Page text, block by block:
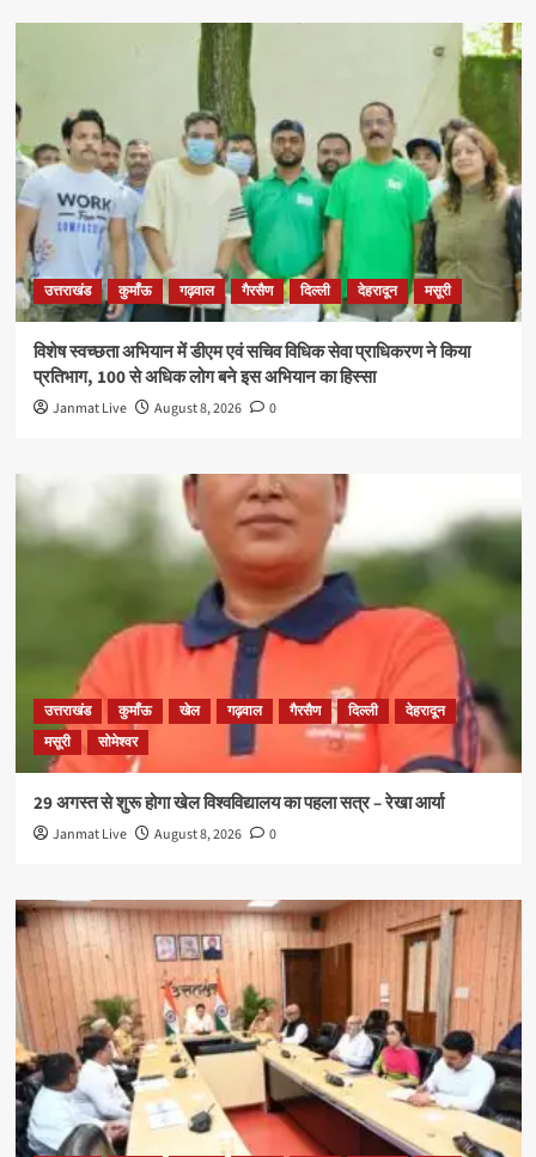
उत्तराखंड कुमाँऊ गढ़वाल गैरसैण दिल्ली देहरादून मसूरी
विशेष स्वच्छता अभियान में डीएम एवं सचिव विधिक सेवा प्राधिकरण ने किया
प्रतिभाग, 100 से अधिक लोग बने इस अभियान का हिस्सा
Janmat Live August 8, 2026 0
उत्तराखंड कुमाँऊ खेल गढ़वाल गैरसैण दिल्ली
देहरादून
मसूरी
सोमेश्वर
29 अगस्त से शुरू होगा खेल विश्वविद्यालय का पहला सत्र – रेखा आर्या
Janmat Live August 8, 2026 0